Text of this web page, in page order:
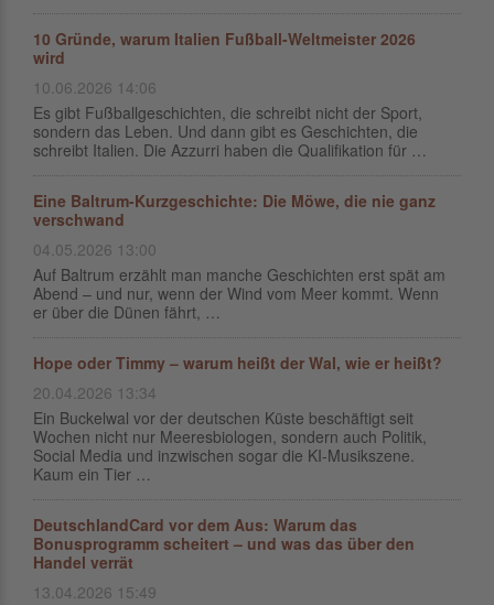
10 Gründe, warum Italien Fußball-Weltmeister 2026
wird
10.06.2026 14:06
Es gibt Fußballgeschichten, die schreibt nicht der Sport,
sondern das Leben. Und dann gibt es Geschichten, die
schreibt Italien. Die Azzurri haben die Qualifikation für …
Eine Baltrum-Kurzgeschichte: Die Möwe, die nie ganz
verschwand
04.05.2026 13:00
Auf Baltrum erzählt man manche Geschichten erst spät am
Abend – und nur, wenn der Wind vom Meer kommt. Wenn
er über die Dünen fährt, …
Hope oder Timmy – warum heißt der Wal, wie er heißt?
20.04.2026 13:34
Ein Buckelwal vor der deutschen Küste beschäftigt seit
Wochen nicht nur Meeresbiologen, sondern auch Politik,
Social Media und inzwischen sogar die KI-Musikszene.
Kaum ein Tier …
DeutschlandCard vor dem Aus: Warum das
Bonusprogramm scheitert – und was das über den
Handel verrät
13.04.2026 15:49